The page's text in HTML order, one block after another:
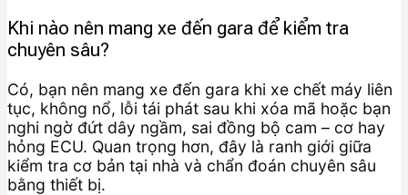
Khi nào nên mang xe đến gara để kiểm tra
chuyên sâu?
Có, bạn nên mang xe đến gara khi xe chết máy liên
tục, không nổ, lỗi tái phát sau khi xóa mã hoặc bạn
nghi ngờ đứt dây ngầm, sai đồng bộ cam – cơ hay
hỏng ECU. Quan trọng hơn, đây là ranh giới giữa
kiểm tra cơ bản tại nhà và chẩn đoán chuyên sâu
bằng thiết bị.